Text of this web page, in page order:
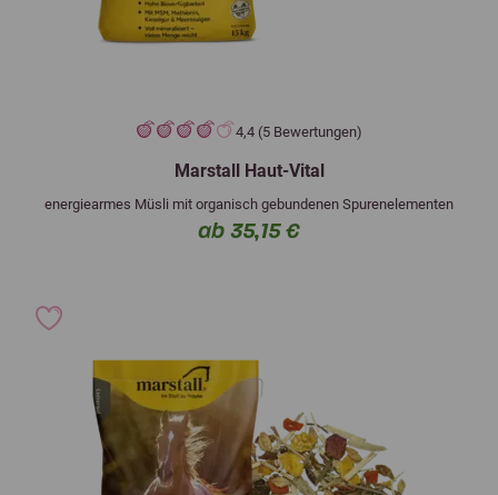
4,4 (5 Bewertungen)
Marstall Haut-Vital
energiearmes Müsli mit organisch gebundenen Spurenelementen
ab 35,15 €